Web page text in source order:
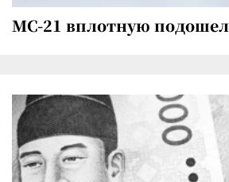
МС-21 вплотную подошел